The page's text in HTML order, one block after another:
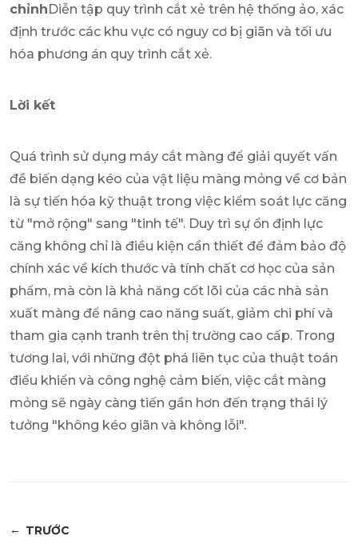
chỉnh Diễn tập quy trình cắt xẻ trên hệ thống ảo, xác
định trước các khu vực có nguy cơ bị giãn và tối ưu
hóa phương án quy trình cắt xẻ.
Lời kết
Quá trình sử dụng máy cắt màng để giải quyết vấn
đề biến dạng kéo của vật liệu màng mỏng về cơ bản
là sự tiến hóa kỹ thuật trong việc kiểm soát lực căng
từ "mở rộng" sang "tinh tế". Duy trì sự ổn định lực
căng không chỉ là điều kiện cần thiết để đảm bảo độ
chính xác về kích thước và tính chất cơ học của sản
phẩm, mà còn là khả năng cốt lõi của các nhà sản
xuất màng để nâng cao năng suất, giảm chi phí và
tham gia cạnh tranh trên thị trường cao cấp. Trong
tương lai, với những đột phá liên tục của thuật toán
điều khiển và công nghệ cảm biến, việc cắt màng
mỏng sẽ ngày càng tiến gần hơn đến trạng thái lý
tưởng "không kéo giãn và không lỗi".
TRƯỚC